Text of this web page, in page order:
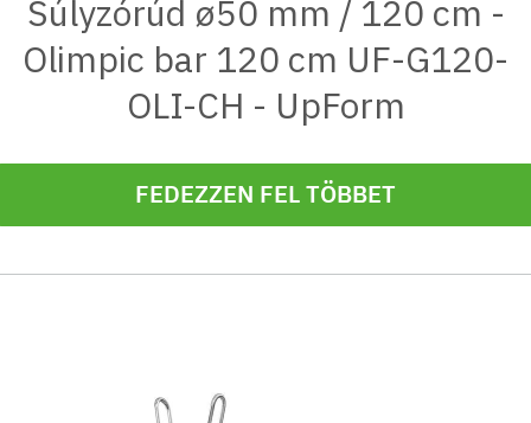
Súlyzórúd ø50 mm / 120 cm -
Olimpic bar 120 cm UF-G120-
OLI-CH - UpForm
FEDEZZEN FEL TÖBBET